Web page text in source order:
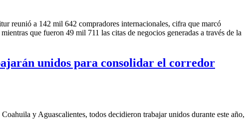
reunió a 142 mil 642 compradores internacionales, cifra que marcó
que fueron 49 mil 711 las citas de negocios generadas a través de la
unidos para consolidar el corredor
y Aguascalientes, todos decidieron trabajar unidos durante este año,